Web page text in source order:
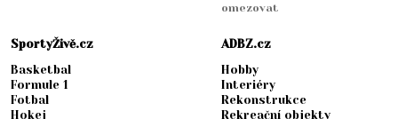
omezovat
SportyŽivě.cz
Basketbal
Formule 1
Fotbal
Hokej
ADBZ.cz
Hobby
Interiéry
Rekonstrukce
Rekreační objekty